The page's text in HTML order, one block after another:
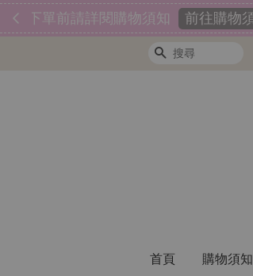
搜尋
首頁 購物須知